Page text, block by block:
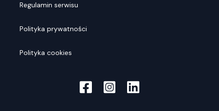
Regulamin serwisu
Polityka prywatności
Polityka cookies